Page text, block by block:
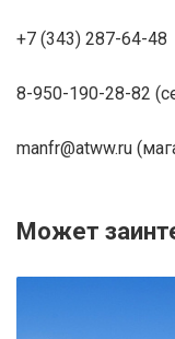
+7 (343) 287-64-48
8-950-190-28-82
manfr@atww.ru
Может